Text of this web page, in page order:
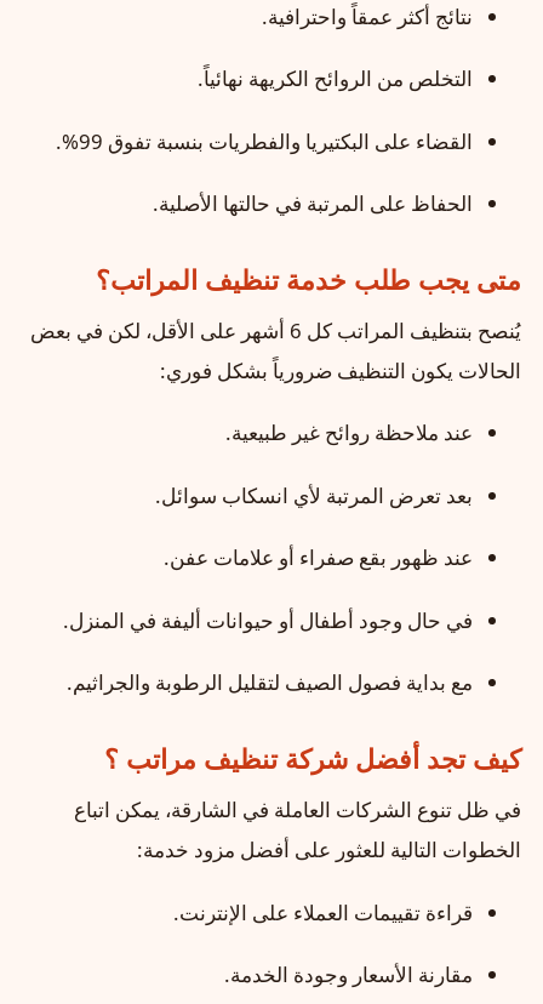
نتائج أكثر عمقاً واحترافية.
التخلص من الروائح الكريهة نهائياً.
القضاء على البكتيريا والفطريات بنسبة تفوق 99%.
الحفاظ على المرتبة في حالتها الأصلية.
متى يجب طلب خدمة تنظيف المراتب؟
يُنصح بتنظيف المراتب كل 6 أشهر على الأقل، لكن في بعض
الحالات يكون التنظيف ضرورياً بشكل فوري:
عند ملاحظة روائح غير طبيعية.
بعد تعرض المرتبة لأي انسكاب سوائل.
عند ظهور بقع صفراء أو علامات عفن.
في حال وجود أطفال أو حيوانات أليفة في المنزل.
مع بداية فصول الصيف لتقليل الرطوبة والجراثيم.
كيف تجد أفضل شركة تنظيف مراتب ؟
في ظل تنوع الشركات العاملة في الشارقة، يمكن اتباع
الخطوات التالية للعثور على أفضل مزود خدمة:
قراءة تقييمات العملاء على الإنترنت.
مقارنة الأسعار وجودة الخدمة.